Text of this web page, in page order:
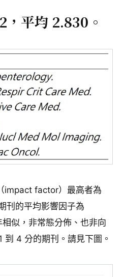
，平均 2.830。
impact factor）最高者為
刊的平均影響因子為
似，非常態分佈、也非向
到 4 分的期刊。請見下圖。